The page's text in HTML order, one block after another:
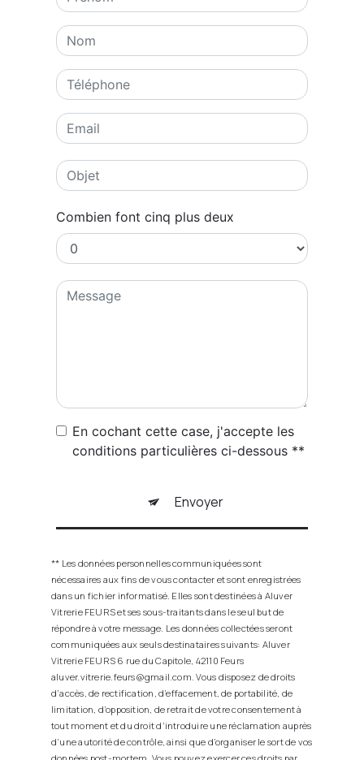
Combien font cinq plus deux
En cochant cette case, j'accepte les
conditions particulières ci-dessous **
Envoyer
** Les données personnelles communiquées sont
nécessaires aux fins de vous contacter et sont enregistrées
dans un fichier informatisé. Elles sont destinées à Aluver
Vitrerie FEURS et ses sous-traitants dans le seul but de
répondre à votre message. Les données collectées seront
communiquées aux seuls destinataires suivants: Aluver
Vitrerie FEURS 6 rue du Capitole, 42110 Feurs
aluver.vitrerie.feurs@gmail.com. Vous disposez de droits
d’accès, de rectification, d’effacement, de portabilité, de
limitation, d’opposition, de retrait de votre consentement à
tout moment et du droit d’introduire une réclamation auprès
d’une autorité de contrôle, ainsi que d’organiser le sort de vos